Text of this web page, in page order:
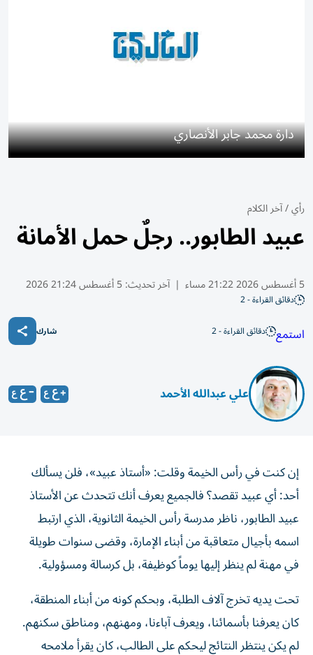
دارة محمد جابر الأنصاري
رأي/آخر الكلام
عبيد الطابور.. رجلٌ حمل الأمانة
5 أغسطس 2026 21:22 مساء | آخر تحديث:5 أغسطس 21:24 2026
دقائق القراءة - 2
استمع دقائق القراءة - 2 شارك
علي عبدالله الأحمد
إن كنت في رأس الخيمة وقلت: «أستاذ عبيد»، فلن يسألك
أحد: أي عبيد تقصد؟ فالجميع يعرف أنك تتحدث عن الأستاذ
عبيد الطابور، ناظر مدرسة رأس الخيمة الثانوية، الذي ارتبط
اسمه بأجيال متعاقبة من أبناء الإمارة، وقضى سنوات طويلة
في مهنة لم ينظر إليها يوماً كوظيفة، بل كرسالة ومسؤولية.
تحت يديه تخرج آلاف الطلبة، وبحكم كونه من أبناء المنطقة،
كان يعرفنا بأسمائنا، ويعرف آباءنا، ومهنهم، ومناطق سكنهم.
لم يكن ينتظر النتائج ليحكم على الطالب، كان يقرأ ملامحه